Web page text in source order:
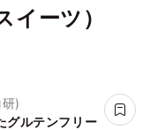
イーツ）
)
グルテンフリー